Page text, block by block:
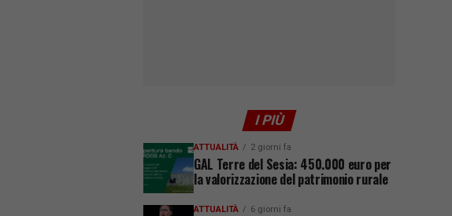
I PIÙ
ATTUALITÀ 2 giorni fa
GAL Terre del Sesia: 450.000 euro per
la valorizzazione del patrimonio rurale
ATTUALITÀ 6 giorni fa